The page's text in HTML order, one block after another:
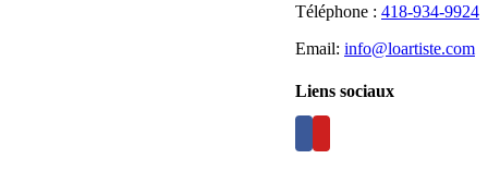
Téléphone : 418-934-9924
Email: info@loartiste.com
Liens sociaux